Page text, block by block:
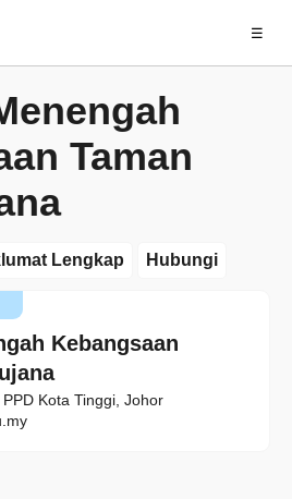
☰
Taman
Lengkap Hubungi
Kebangsaan
Kota Tinggi, Johor